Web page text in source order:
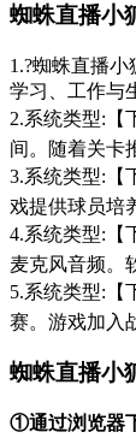
蜘蛛直播小
1.?蜘蛛直播
学习、工作与
2.系统类型:【
间。随着关卡
3.系统类型:【
戏提供球员培
4.系统类型:【
麦克风音频。
5.系统类型:【
赛。游戏加入
蜘蛛直播小
①通过浏览器